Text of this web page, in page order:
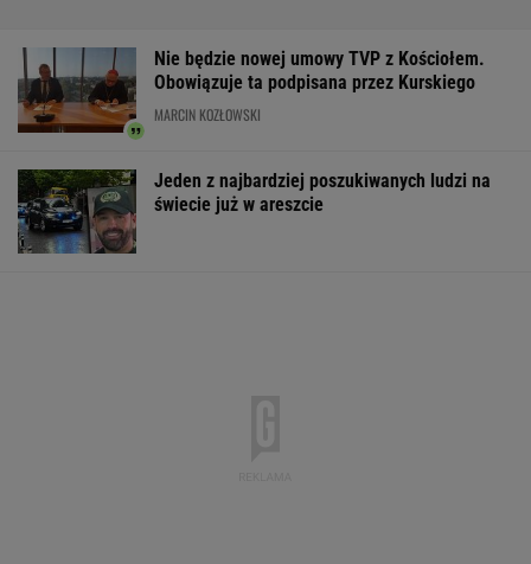
Nie będzie nowej umowy TVP z Kościołem.
Obowiązuje ta podpisana przez Kurskiego
MARCIN KOZŁOWSKI
Jeden z najbardziej poszukiwanych ludzi na
świecie już w areszcie